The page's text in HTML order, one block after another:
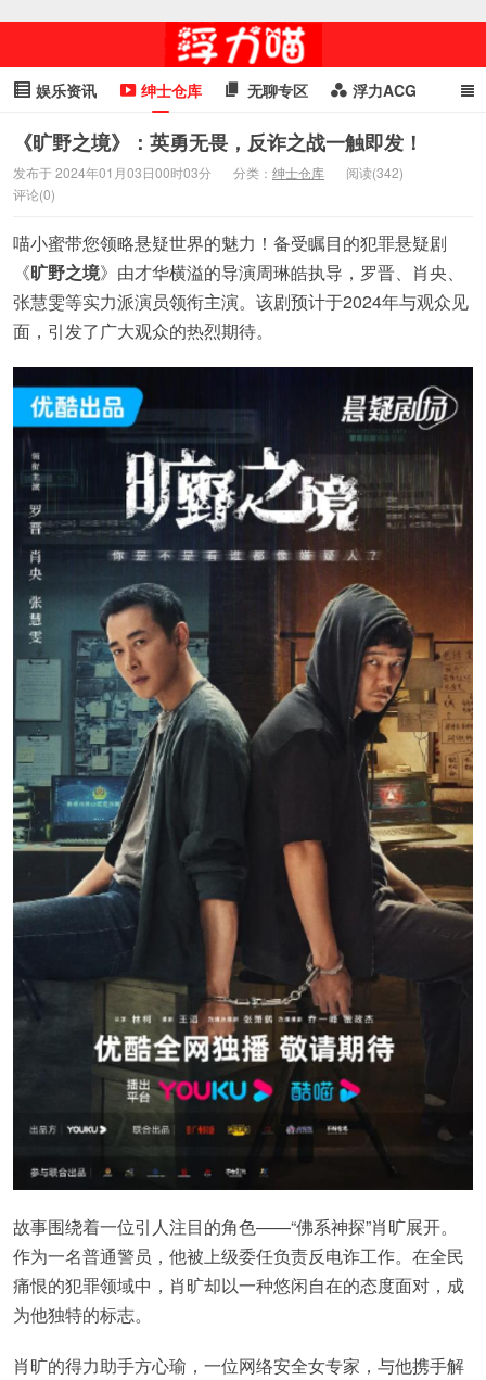
娱乐资讯 绅士仓库 无聊专区 浮力ACG
浮力GIF 明星头条 浮力资讯 头条女神 萌妹专区
cosplay
《旷野之境》：英勇无畏，反诈之战一触即发！
发布于 2024年01月03日00时03分 分类： 绅士仓库
阅读(342)
评论(0)
喵小蜜带您领略悬疑世界的魅力！备受瞩目的犯罪悬疑剧
《旷野之境》由才华横溢的导演周琳皓执导，罗晋、肖央、
张慧雯等实力派演员领衔主演。该剧预计于2024年与观众见
面，引发了广大观众的热烈期待。
故事围绕着一位引人注目的角色——“佛系神探”肖旷展开。
作为一名普通警员，他被上级委任负责反电诈工作。在全民
痛恨的犯罪领域中，肖旷却以一种悠闲自在的态度面对，成
为他独特的标志。
肖旷的得力助手方心瑜，一位网络安全女专家，与他携手解